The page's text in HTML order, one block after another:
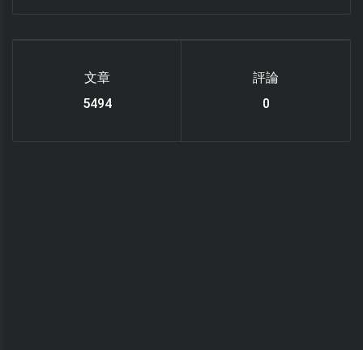
文章
6220
評論
0